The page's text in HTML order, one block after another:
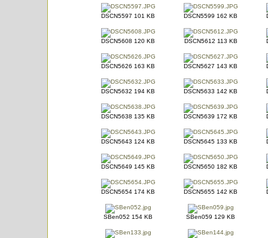
DSCN5597 101 KB DSCN5599 162 KB
DSCN5608 120 KB DSCN5612 113 KB
DSCN5626 163 KB DSCN5627 143 KB
DSCN5632 194 KB DSCN5633 142 KB
DSCN5638 135 KB DSCN5639 172 KB
DSCN5643 124 KB DSCN5645 133 KB
DSCN5649 145 KB DSCN5650 182 KB
DSCN5654 174 KB DSCN5655 142 KB
SBen052 154 KB SBen059 129 KB